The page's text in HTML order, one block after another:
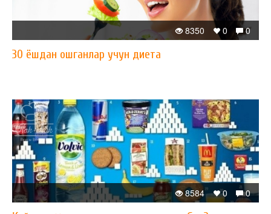
0
0
8350
30 ёшдан ошганлар учун диета
0
0
8584